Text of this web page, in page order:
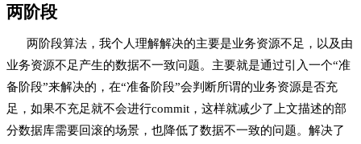
两阶段
两阶段算法，我个人理解解决的主要是业务资源不足，以及由
业务资源不足产生的数据不一致问题。主要就是通过引入一个“准
备阶段”来解决的，在“准备阶段”会判断所谓的业务资源是否充
足，如果不充足就不会进行commit，这样就减少了上文描述的部
分数据库需要回滚的场景，也降低了数据不一致的问题。解决了